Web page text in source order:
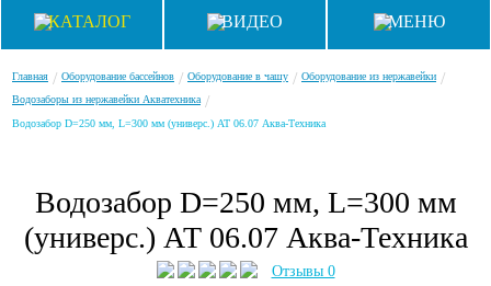
КАТАЛОГ ВИДЕО МЕНЮ
Главная / Оборудование бассейнов / Оборудование в чашу / Оборудование из нержавейки /
Водозаборы из нержавейки Акватехника /
Водозабор D=250 мм, L=300 мм (универс.) АТ 06.07 Аква-Техника
Водозабор D=250 мм, L=300 мм
(универс.) АТ 06.07 Аква-Техника
Отзывы 0